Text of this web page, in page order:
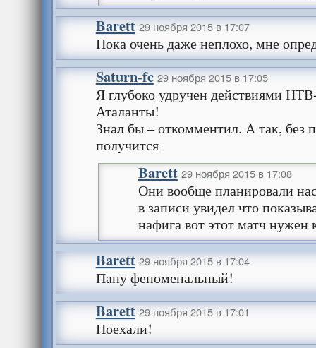
Barett 29 ноября 2015 в 17:07
Пока очень даже неплохо, мне
Saturn-fc 29 ноября 2015 в 17:05
Я глубоко удручен действиями
Аталанты!
Знал бы – откомментил. А так, без
получится
Barett 29 ноября 2015 в 17:08
Они вообще планировали
в записи увидел что
нафига вот этот матч
Barett 29 ноября 2015 в 17:04
Папу феноменальный!
Barett 29 ноября 2015 в 17:01
Поехали!